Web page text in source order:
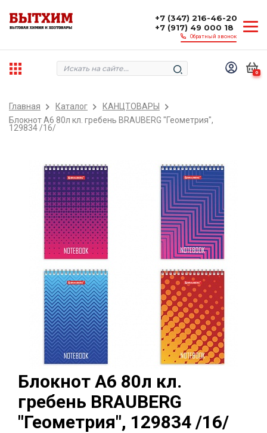
+7 (347) 216-46-20
+7 (917) 49 000 18
Обратный звонок
0
Главная Каталог
КАНЦТОВАРЫ
Блокнот А6 80л кл. гребень BRAUBERG "Геометрия",
129834 /16/
Блокнот А6 80л кл.
гребень BRAUBERG
"Геометрия", 129834 /16/